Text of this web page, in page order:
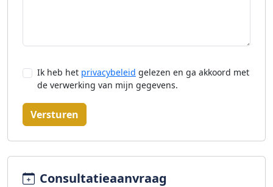
Ik heb het privacybeleid gelezen en ga akkoord met
de verwerking van mijn gegevens.
Versturen
Consultatieaanvraag